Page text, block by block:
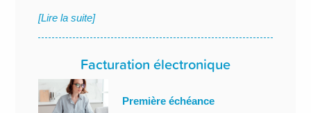
[Lire la suite]
Facturation électronique
Première échéance